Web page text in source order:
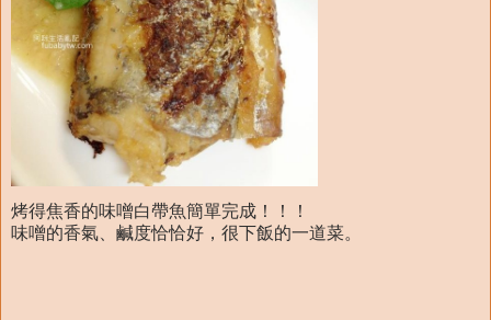
烤得焦香的味噌白帶魚簡單完成！！！
味噌的香氣、鹹度恰恰好，很下飯的一道菜。